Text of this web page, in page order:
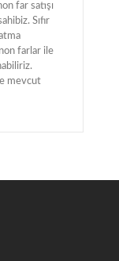
far satışı
Sıfır
farlar ile
mevcut